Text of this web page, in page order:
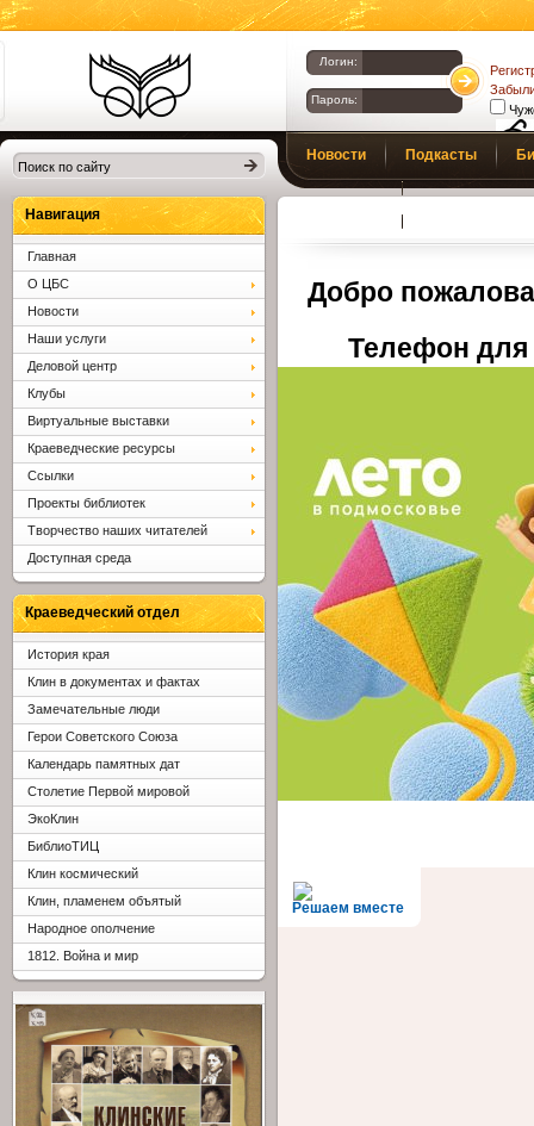
Библиотеки
Клина. Клинская
ЦБС.
Логин:
Пароль:
Новости Подкасты
Добро
Телефон для
Решаем вместе
Навигация
Главная
О ЦБС
Новости
Наши услуги
Деловой центр
Клубы
Виртуальные выставки
Краеведческие ресурсы
Ссылки
Проекты библиотек
Творчество наших читателей
Доступная среда
Краеведческий отдел
История края
Клин в документах и фактах
Замечательные люди
Герои Советского Союза
Календарь памятных дат
Столетие Первой мировой
ЭкоКлин
БиблиоТИЦ
Клин космический
Клин, пламенем объятый
Народное ополчение
1812. Война и мир